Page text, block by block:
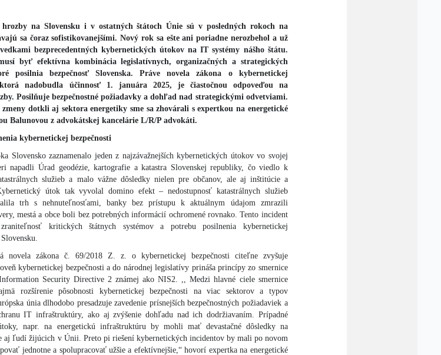
hrozby na Slovensku i v ostatných štátoch Únie sú v posledných rokoch na
sa čoraz sofistikovanejšími. Nový rok sa ešte ani poriadne nerozbehol a už
bezprecedentných kybernetických útokov na IT systémy nášho štátu.
byť efektívna kombinácia legislatívnych, organizačných a strategických
posilnia bezpečnosť Slovenska. Práve novela zákona o kybernetickej
ktorá nadobudla účinnosť 1. januára 2025, je čiastočnou odpoveďou na
Posilňuje bezpečnostné požiadavky a dohľad nad strategickými odvetviami.
dotkli aj sektora energetiky sme sa zhovárali s expertkou na energetické
Balunovou z advokátskej kancelárie L/R/P advokáti.
kybernetickej bezpečnosti
Slovensko zaznamenalo jeden z najzávažnejších kybernetických útokov vo svojej
napadli Úrad geodézie, kartografie a katastra Slovenskej republiky, čo viedlo k
služieb a malo vážne dôsledky nielen pre občanov, ale aj inštitúcie a
útok tak vyvolal domino efekt – nedostupnosť katastrálnych služieb
trh s nehnuteľnosťami, banky bez prístupu k aktuálnym údajom zmrazili
mestá a obce boli bez potrebných informácií ochromené rovnako. Tento incident
kritických štátnych systémov a potrebu posilnenia kybernetickej
novela zákona č. 69/2018 Z. z. o kybernetickej bezpečnosti citeľne zvyšuje
kybernetickej bezpečnosti a do národnej legislatívy prináša princípy zo smernice
Security Directive 2 známej ako NIS2. ,, Medzi hlavné ciele smernice
rozšírenie pôsobnosti kybernetickej bezpečnosti na viac sektorov a typov
únia dlhodobo presadzuje zavedenie prísnejších bezpečnostných požiadaviek a
IT infraštruktúry, ako aj zvýšenie dohľadu nad ich dodržiavaním. Prípadné
napr. na energetickú infraštruktúru by mohli mať devastačné dôsledky na
aj ľudí žijúcich v Únii. Preto pi riešení kybernetických incidentov by mali po novom
jednotne a spolupracovať užšie a efektívnejšie,“ hovorí expertka na energetické